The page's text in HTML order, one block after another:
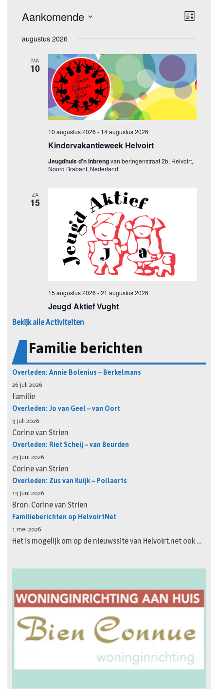
Bekijk alle Activiteiten
Familie berichten
Overleden: Annie Bolenius – Berkelmans
26 juli 2026
familie
Overleden: Jo van Geel – van Oort
9 juli 2026
Corine van Strien
Overleden: Riet Scheij – van Beurden
29 juni 2026
Corine van Strien
Overleden: Zus van Kuijk – Pollaerts
19 juni 2026
Bron: Corine van Strien
Familieberichten op HelvoirtNet
1 mei 2026
Het is mogelijk om op de nieuwssite van Helvoirt.net ook …